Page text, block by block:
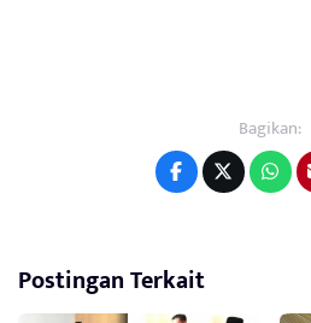
Bagikan:
Postingan Terkait